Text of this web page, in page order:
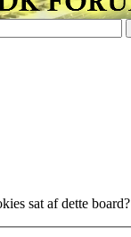
sat af dette board?